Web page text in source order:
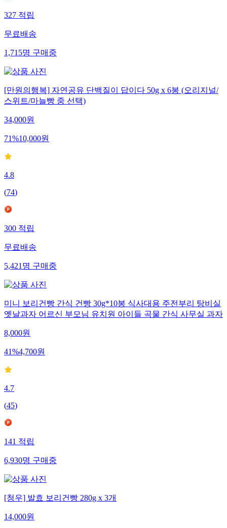
327적립
무료배송
1,715명구매중
[만원의행복] 자연공유 단백질이 답이다 50g x 6봉 (오리지널/
스위트/마늘빵 중 선택)
34,000원
71%10,000원
4.8
(74)
300적립
무료배송
5,421명구매중
미니 보리건빵 간식 건빵 30g*10봉 식사대용 주전부리 탕비실
옛날과자 어르신 부모님 유치원 아이들 곡물 간식 사무실 과자
8,000원
41%4,700원
4.7
(45)
141적립
6,930명구매중
[청우] 발효 보리건빵 280g x 3개
14,000원